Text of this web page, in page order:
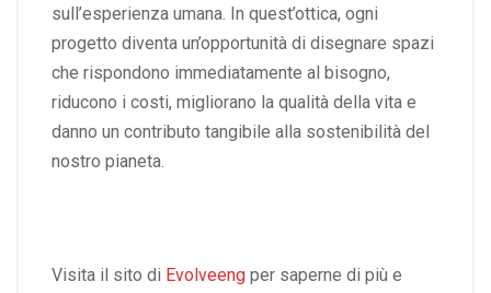
sull’esperienza umana. In quest’ottica, ogni
progetto diventa un’opportunità di disegnare spazi
che rispondono immediatamente al bisogno,
riducono i costi, migliorano la qualità della vita e
danno un contributo tangibile alla sostenibilità del
nostro pianeta.
Visita il sito di Evolveeng per saperne di più e